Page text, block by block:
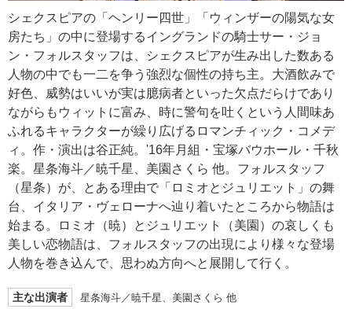
シェクスピアの「ヘンリー四世」「ウィンザーの陽気な女
房たち」の中に登場するイングランドの騎士サー・ジョ
ン・フォルスタッフは、シェクスピアが生み出した数ある
人物の中でも一二を争う強烈な個性の持ち主。大酒飲みで
好色、威勢はいいが実は臆病者といった欠点だらけであり
ながらもウィットに富み、時に警句を吐くという人間味あ
ふれるキャラクターが繰り広げるロマンチィック・コメデ
ィ。作・演出は谷正純。'16年月組・宝塚バウホール・千秋
楽。星条海斗／暁千星、美園さくら 他。フォルスタッフ
（星条）が、とある理由で「ロミオとジュリエット」の舞
台、イタリア・ヴェローナへ辿り着いたところから物語は
始まる。ロミオ（暁）とジュリエット（美園）の哀しくも
美しい恋物語は、フォルスタッフの出現により様々な登場
人物を巻き込んで、思わぬ方向へと展開して行く。
主な出演者 星条海斗／暁千星、美園さくら 他